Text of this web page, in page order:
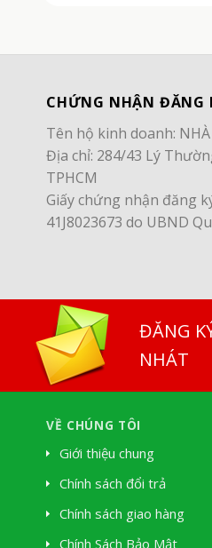
CHỨNG NHẬN ĐĂNG
Tên hộ kinh doanh: NHÀ
Địa chỉ: 284/43 Lý
TPHCM
Giấy chứng nhận đăng
41J8023673 do UBND
ĐĂNG
NHÁT
VỀ CHÚNG TÔI
Giới thiệu chung
Chính sách đổi trả
Chính sách giao hàng
Chính Sách Bảo Mật